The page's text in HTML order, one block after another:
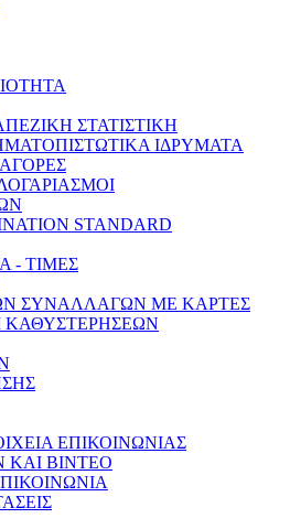
ΣΤΑΤΙΣΤΙΚΗ
ΙΔΡΥΜΑΤΑ
STANDARD
- ΤΙΜΕΣ
ΣΥΝΑΛΛΑΓΩΝ ΜΕ ΚΑΡΤΕΣ
ΚΑΘΥΣΤΕΡΗΣΕΩΝ
ΕΠΙΚΟΙΝΩΝΙΑΣ
ΚΑΙ ΒΙΝΤΕΟ